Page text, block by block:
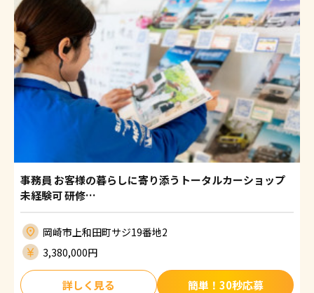
事務員 お客様の暮らしに寄り添うトータルカーショップ
未経験可 研修…
岡崎市上和田町サジ19番地2
3,380,000円
詳しく見る 簡単！30秒応募